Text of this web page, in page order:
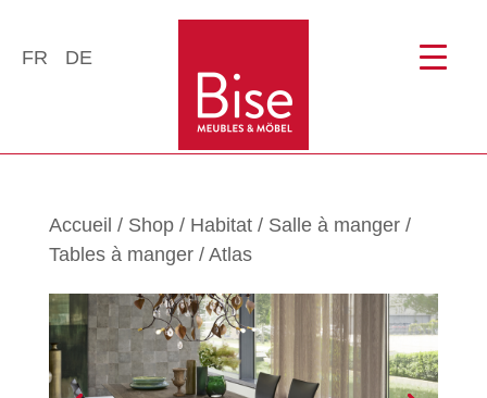
FR DE
Accueil / Shop/ Habitat/ Salle à manger/
Tables à manger/ Atlas